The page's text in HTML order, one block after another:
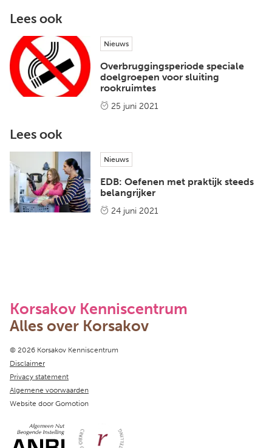
Lees ook
Nieuws
Overbruggingsperiode speciale
doelgroepen voor sluiting
rookruimtes
25 juni 2021
Lees ook
Nieuws
EDB: Oefenen met praktijk steeds
belangrijker
24 juni 2021
Korsakov Kenniscentrum
Alles over Korsakov
Copyright navigation
© 2026 Korsakov Kenniscentrum
Disclaimer
Privacy statement
Algemene voorwaarden
Website door Gomotion